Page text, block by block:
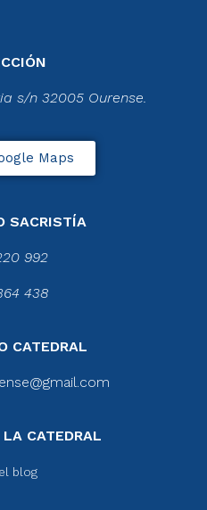
s/n 32005 Ourense.
Maps
SACRISTÍA
992
438
CATEDRAL
CATEDRAL
blog